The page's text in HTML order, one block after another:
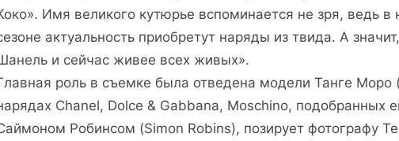
Имя великого кутюрье вспоминается не зря, ведь
актуальность приобретут наряды из твида. А
и сейчас живее всех живых».
роль в съемке была отведена модели Танге Моро
Chanel, Dolce & Gabbana, Moschino, подобранных
Робинсом (Simon Robins), позирует фотографу